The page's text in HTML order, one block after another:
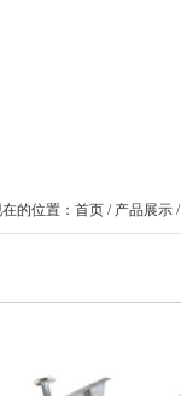
的位置： 首页 / 产品展示